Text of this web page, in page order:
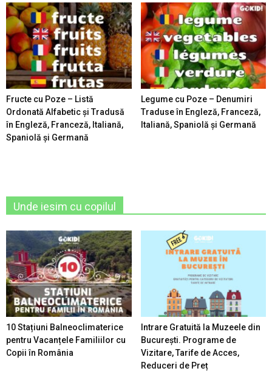
Fructe cu Poze – Listă
Ordonată Alfabetic şi Tradusă
în Engleză, Franceză, Italiană,
Spaniolă şi Germană
Legume cu Poze – Denumiri
Traduse în Engleză, Franceză,
Italiană, Spaniolă şi Germană
Unde iesim cu copilul
10 Stațiuni Balneoclimaterice
pentru Vacanțele Familiilor cu
Copii în România
Intrare Gratuită la Muzeele din
București. Programe de
Vizitare, Tarife de Acces,
Reduceri de Preț